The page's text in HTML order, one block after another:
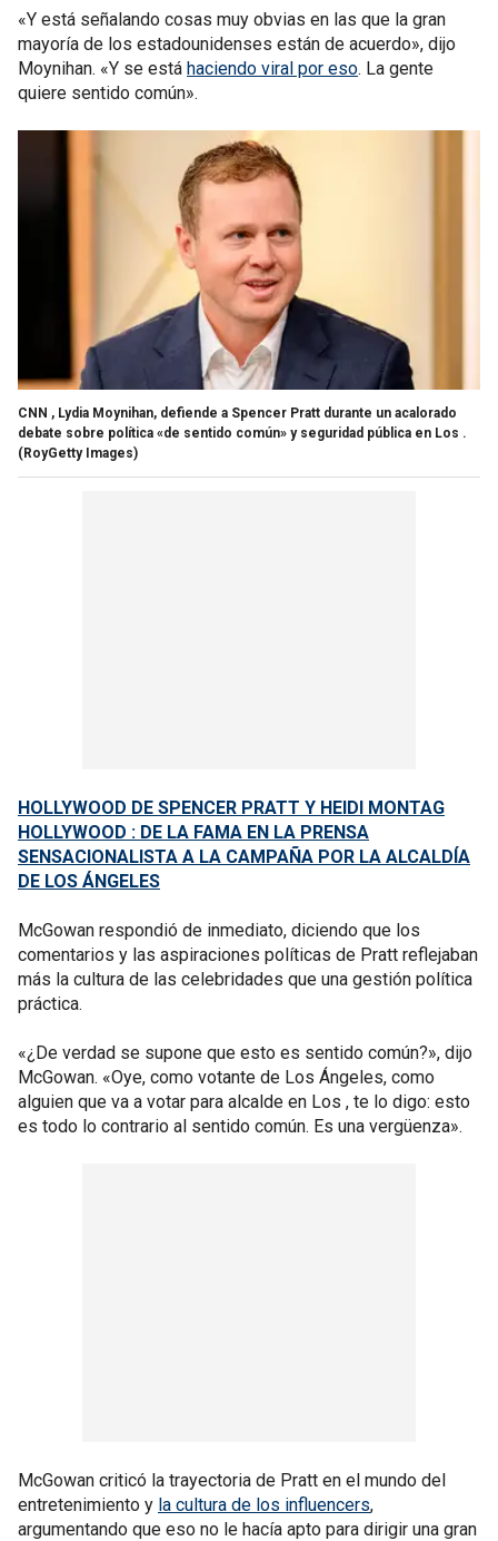
«Y está señalando cosas muy obvias en las que la gran
mayoría de los estadounidenses están de acuerdo», dijo
Moynihan. «Y se está haciendo viral por eso. La gente
quiere sentido común».
CNN , Lydia Moynihan, defiende a Spencer Pratt durante un acalorado
debate sobre política «de sentido común» y seguridad pública en Los .
(RoyGetty Images)
HOLLYWOOD DE SPENCER PRATT Y HEIDI MONTAG
HOLLYWOOD : DE LA FAMA EN LA PRENSA
SENSACIONALISTA A LA CAMPAÑA POR LA ALCALDÍA
DE LOS ÁNGELES
McGowan respondió de inmediato, diciendo que los
comentarios y las aspiraciones políticas de Pratt reflejaban
más la cultura de las celebridades que una gestión política
práctica.
«¿De verdad se supone que esto es sentido común?», dijo
McGowan. «Oye, como votante de Los Ángeles, como
alguien que va a votar para alcalde en Los , te lo digo: esto
es todo lo contrario al sentido común. Es una vergüenza».
McGowan criticó la trayectoria de Pratt en el mundo del
entretenimiento y la cultura de los influencers,
argumentando que eso no le hacía apto para dirigir una gran